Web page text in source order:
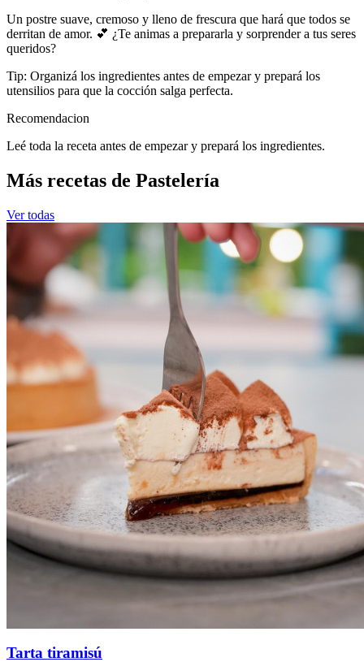
Un postre suave, cremoso y lleno de frescura que hará que todos se
derritan de amor. 💕 ¿Te animas a prepararla y sorprender a tus seres
queridos?
Tip: Organizá los ingredientes antes de empezar y prepará los
utensilios para que la cocción salga perfecta.
Recomendacion
Leé toda la receta antes de empezar y prepará los ingredientes.
Más recetas de Pastelería
Ver todas
Tarta tiramisú